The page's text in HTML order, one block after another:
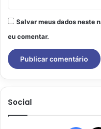
Salvar meus dados neste
eu comentar.
Social